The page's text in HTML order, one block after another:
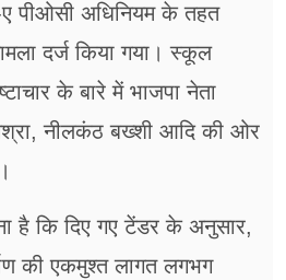
ए पीओसी अधिनियम के तहत
दर्ज किया गया। स्कूल
के बारे में भाजपा नेता
नीलकंठ बख्शी आदि की ओर
है कि दिए गए टेंडर के अनुसार,
की एकमुश्त लागत लगभग